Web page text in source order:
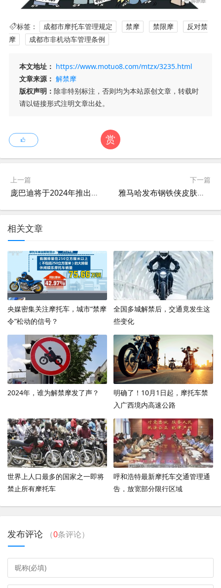
标签： 成都市摩托车管理规定 禁摩 禁限摩
反对禁
摩
成都市非机动车管理条例
本文地址： https://www.motuo8.com/mtzx/3235.html
文章来源： 解禁摩
版权声明： 除非特别标注，否则均为本站原创文章，转载时
请以链接形式注明文章出处。
赏
上一篇
庞巴迪将于2024年推出电动Can-Am Origin和Can-Am Pulse跑车
下一篇
雅马哈发布钢铁侠皮肤版MT-03，骑它去拯救世界吧
相关文章
央媒密集关注摩托车，城市“禁摩
令”松动的信号？
全国多城解禁后，交通竟发生这
些变化
2024年，谁为解禁摩发了声？
明确了！10月1日起，摩托车禁
入广西境内高速公路
世界上人口最多的国家之一即将
禁止所有摩托车
呼和浩特最新摩托车交通管理通
告，放宽部分限行区域
发布评论 （0条评论）